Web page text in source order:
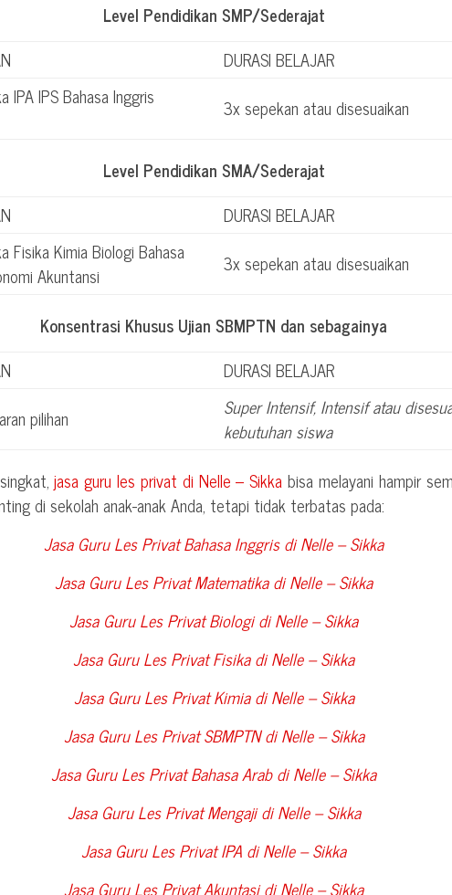
Level Pendidikan SMP/Sederajat
DURASI BELAJAR
IPA IPS Bahasa Inggris
3x sepekan atau disesuaikan
Level Pendidikan SMA/Sederajat
DURASI BELAJAR
Fisika Kimia Biologi Bahasa
Akuntansi
3x sepekan atau disesuaikan
Konsentrasi Khusus Ujian SBMPTN dan sebagainya
DURASI BELAJAR
pilihan
Super Intensif, Intensif atau
kebutuhan siswa
jasa guru les privat di Nelle – Sikka bisa melayani hampir
di sekolah anak-anak Anda, tetapi tidak terbatas pada:
Jasa Guru Les Privat Bahasa Inggris diNelle – Sikka
Jasa Guru Les Privat Matematika diNelle – Sikka
Jasa Guru Les Privat Biologi diNelle – Sikka
Jasa Guru Les Privat Fisika diNelle – Sikka
Jasa Guru Les Privat Kimia diNelle – Sikka
Jasa Guru Les Privat SBMPTN diNelle – Sikka
Jasa Guru Les Privat Bahasa Arab diNelle – Sikka
Jasa Guru Les Privat Mengaji diNelle – Sikka
Jasa Guru Les Privat IPA diNelle – Sikka
Jasa Guru Les Privat Akuntasi diNelle – Sikka